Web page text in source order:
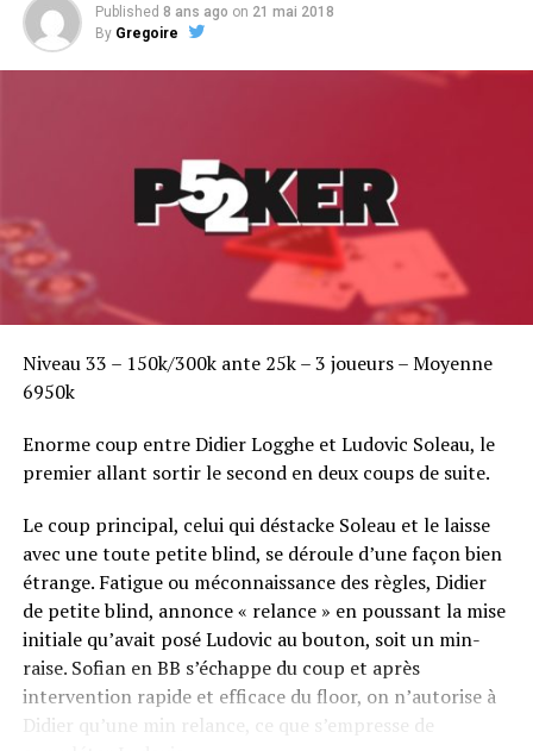
Published 8 ans ago on 21 mai 2018
By Gregoire
Niveau 33 – 150k/300k ante 25k – 3 joueurs – Moyenne
6950k
Enorme coup entre Didier Logghe et Ludovic Soleau, le
premier allant sortir le second en deux coups de suite.
Le coup principal, celui qui déstacke Soleau et le laisse
avec une toute petite blind, se déroule d’une façon bien
étrange. Fatigue ou méconnaissance des règles, Didier
de petite blind, annonce « relance » en poussant la mise
initiale qu’avait posé Ludovic au bouton, soit un min-
raise. Sofian en BB s’échappe du coup et après
intervention rapide et efficace du floor, on n’autorise à
Didier qu’une min relance, ce que s’empresse de